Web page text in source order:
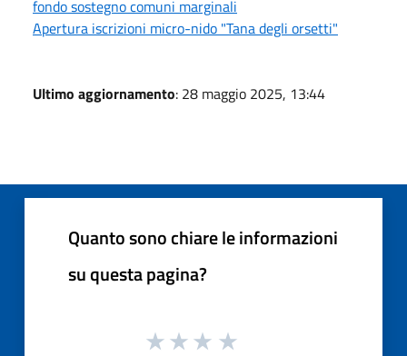
fondo sostegno comuni marginali
Apertura iscrizioni micro-nido "Tana degli orsetti"
Ultimo aggiornamento: 28 maggio 2025, 13:44
Quanto sono chiare le informazioni
su questa pagina?